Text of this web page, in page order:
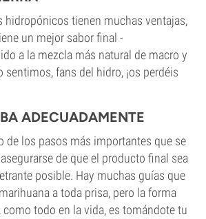
hidropónicos tienen muchas ventajas,
un mejor sabor final -
a la mezcla más natural de macro y
sentimos, fans del hidro, ¡os perdéis
ADECUADAMENTE
de los pasos más importantes que se
de que el producto final sea
posible. Hay muchas guías que
a toda prisa, pero la forma
como todo en la vida, es tomándote tu